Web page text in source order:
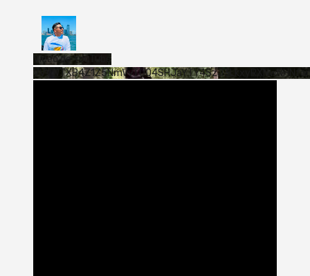
Vídeo de YouTube